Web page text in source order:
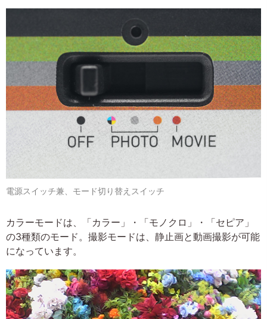
電源スイッチ兼、モード切り替えスイッチ
カラーモードは、「カラー」・「モノクロ」・「セピア」
の3種類のモード。撮影モードは、静止画と動画撮影が可能
になっています。